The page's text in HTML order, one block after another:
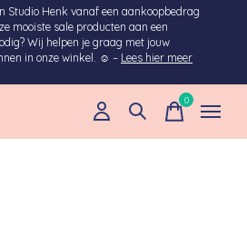
Studio Henk vanaf een aankoopbedrag
mooiste sale producten aan een
Wij helpen je graag met jouw
in onze winkel. ☺ – Lees hier meer
0items